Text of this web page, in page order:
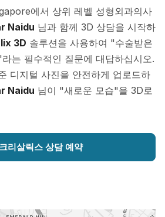
에서 상위 레벨 성형외과의사
Naidu 님과 함께 3D 상담을 시작하
3D 솔루션을 사용하여 "수술받은
는 필수적인 질문에 대답하십시오.
디지털 사진을 안전하게 업로드하
Naidu 님이 "새로운 모습"을 3D로
리살릭스 상담 예약